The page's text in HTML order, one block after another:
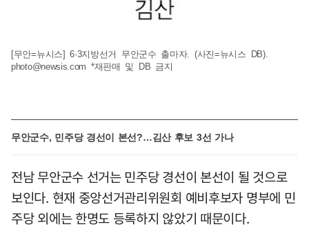
[무안=뉴시스] 6·3지방선거 무안군수 출마자. (사진=뉴시스 DB).
photo@newsis.com *재판매 및 DB 금지
무안군수, 민주당 경선이 본선?…김산 후보 3선 가나
전남 무안군수 선거는 민주당 경선이 본선이 될 것으로
보인다. 현재 중앙선거관리위원회 예비후보자 명부에 민
주당 외에는 한명도 등록하지 않았기 때문이다.